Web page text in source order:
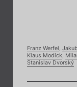
Franz Werfel,
Klaus Modick,
Stanislav Dvorský